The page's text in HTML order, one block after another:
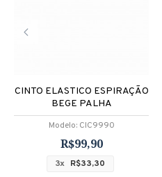
Modelo: CIC9990
CINTO ELASTICO ESPIRAÇÃO
BEGE PALHA
R$99,90
3x R$33,30